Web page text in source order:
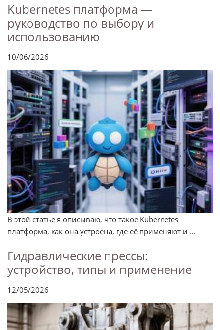
Kubernetes платформа —
руководство по выбору и
использованию
10/06/2026
В этой статье я описываю, что такое Kubernetes
платформа, как она устроена, где её применяют и ...
Гидравлические прессы:
устройство, типы и применение
12/05/2026